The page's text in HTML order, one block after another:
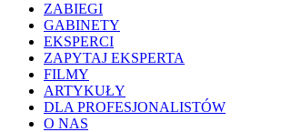
ZABIEGI
GABINETY
EKSPERCI
ZAPYTAJ EKSPERTA
FILMY
ARTYKUŁY
DLA PROFESJONALISTÓW
O NAS